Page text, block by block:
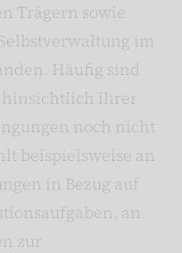
Trägern sowie
im
Häufig sind
ihrer
noch nicht
beispielsweise an
in Bezug auf
an
zur